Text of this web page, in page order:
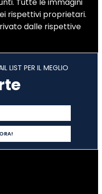
rispettivi proprietari.
dalle rispettive
LIST PER IL MEGLIO